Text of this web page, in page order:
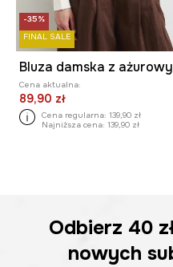
-35%
FINAL SALE
Cena aktualna:
89,90 zł
Cena regularna: 139,90 zł
Najniższa cena: 139,90 zł
Odbierz 40
nowych